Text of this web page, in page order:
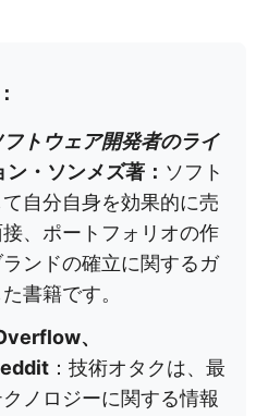
トウェア開発者のライ
ン・ソンメズ著： ソフト
自分自身を効果的に売
、ポートフォリオの作
ンドの確立に関するガ
書籍です。
、
：技術オタクは、最
ノロジーに関する情報